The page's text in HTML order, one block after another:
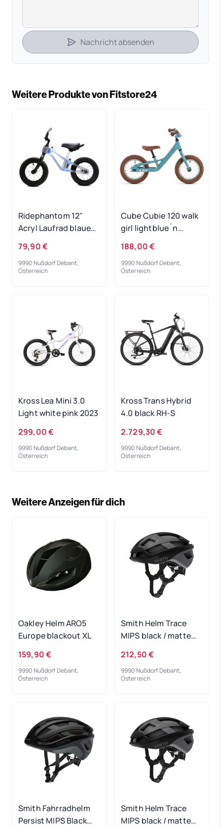
Nachricht absenden
Weitere Produkte von Fitstore24
Ridephantom 12"
Acryl Laufrad blaues
79,90 €
9990 Nußdorf Debant,
Österreich
Cube Cubie 120 walk
girl lightblue´n
188,00 €
9990 Nußdorf Debant,
Österreich
Kross Lea Mini 3.0
Light white pink 2023
299,00 €
9990 Nußdorf Debant,
Österreich
Kross Trans Hybrid
4.0 black RH-S
2.729,30 €
9990 Nußdorf Debant,
Österreich
Weitere Anzeigen für dich
Oakley Helm ARO5
Europe blackout XL
159,90 €
9990 Nußdorf Debant,
Österreich
Smith Helm Trace
MIPS black / matte
212,50 €
9990 Nußdorf Debant,
Österreich
Smith Fahrradhelm
Persist MIPS Black
Smith Helm Trace
MIPS black / matte